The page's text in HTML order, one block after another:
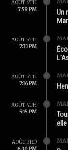
AOÛT 6TH
7:59 PM
Un
AOÛT 5TH
7:31 PM
AOÛT 5TH
7:16 PM
AOÛT 4TH
5:15 PM
AOÛT 3RD